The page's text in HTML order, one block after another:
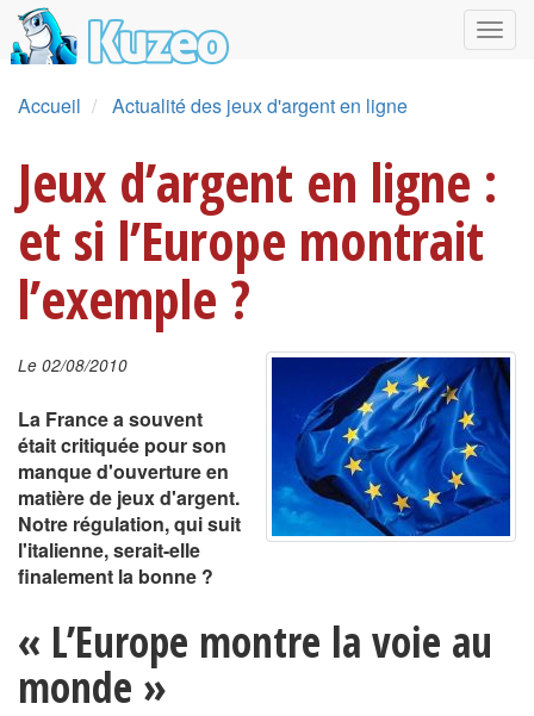
Accueil Actualité des jeux d'argent en ligne
Jeux d’argent en ligne :
et si l’Europe montrait
l’exemple ?
Le 02/08/2010
La France a souvent
était critiquée pour son
manque d'ouverture en
matière de jeux d'argent.
Notre régulation, qui suit
l'italienne, serait-elle
finalement la bonne ?
« L’Europe montre la voie au
monde »